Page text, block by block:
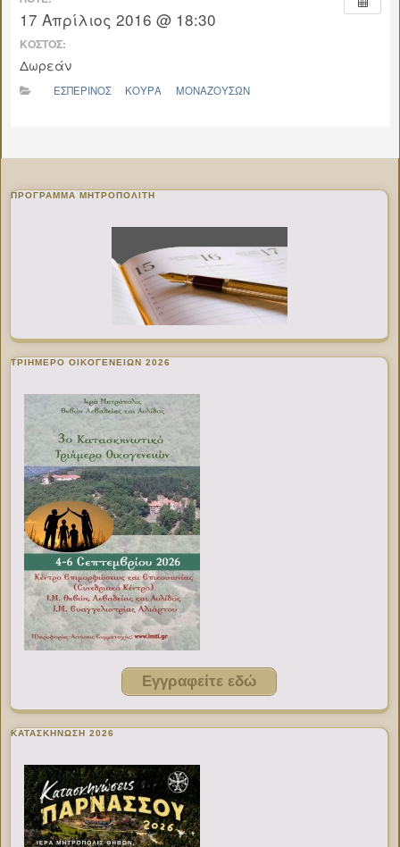
17 Απρίλιος 2016 @ 18:30
ΚΌΣΤΟΣ:
Δωρεάν
ΕΣΠΕΡΙΝΟΣ ΚΟΥΡΑ ΜΟΝΑΖΟΥΣΩΝ
ΠΡΌΓΡΑΜΜΑ ΜΗΤΡΟΠΟΛΊΤΗ
ΤΡΙΗΜΕΡΟ ΟΙΚΟΓΕΝΕΙΩΝ 2026
Εγγραφείτε εδώ
ΚΑΤΑΣΚΗΝΩΣΗ 2026